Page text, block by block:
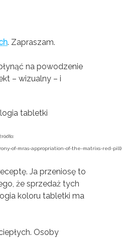
. Zapraszam.
na powodzenie
– wizualny – i
of-mras-appropriation-of-the-matrixs-red-pill)
Ja przeniosę to
że sprzedaż tych
koloru tabletki ma
Osoby